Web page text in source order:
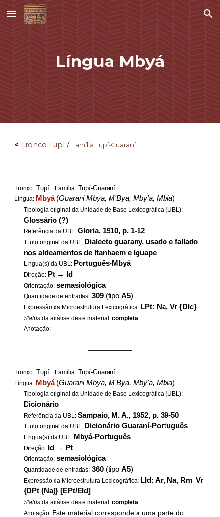
Skip to main content Skip to navigation
Língua Mbyá
< Tronco Tupí/ Família Tupí-Guaraní
Tronco: Tupí Família: Tupí-Guaraní
Língua: Mbyá(Guarani Mbya, M'Bya, Mby'a, Mbia)
Tipologia original da Unidade de Base Lexicográfica (UBL):
Glossário (?)
Referência da UBL:Gloria, 1910, p. 1-12
Título original da UBL: Dialecto guarany, usado e fallado
nos aldeamentos de Itanhaem e Iguape
Língua(s) da UBL: Português-Mbyá
Direção: Pt → Id
Orientação: semasiológica
Quantidade de entradas: 309 (tipoA5)
Expressão da Microestrutura Lexicográfica: LPt: Na, Vr {DId}
Status da análise deste material:completa
Anotação:
——————
Tronco: Tupí Família: Tupí-Guaraní
Língua: Mbyá(Guarani Mbya, M'Bya, Mby'a, Mbia)
Tipologia original da Unidade de Base Lexicográfica (UBL):
Dicionário
Referência da UBL:Sampaio, M. A., 1952, p. 39-50
Título original da UBL: Dicionário Guaraní-Português
Língua(s) da UBL: Mbyá-Português
Direção: Id → Pt
Orientação: semasiológica
Quantidade de entradas: 360 (tipoA5)
Expressão da Microestrutura Lexicográfica: LId: Ar, Na, Rm, Vr
{DPt (Na)} [EPt/EId]
Status da análise deste material:completa
Anotação: Este material corresponde a uma parte do